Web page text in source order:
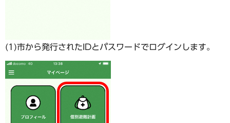
(1)市から発行されたIDとパスワードでログインします。